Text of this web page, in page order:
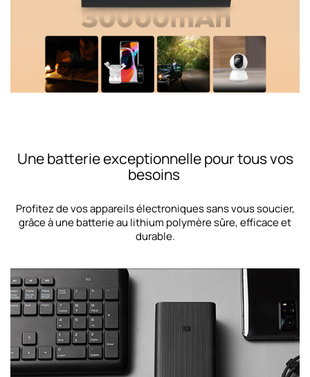
Une batterie exceptionnelle pour tous vos
besoins
Profitez de vos appareils électroniques sans vous soucier,
grâce à une batterie au lithium polymère sûre, efficace et
durable.